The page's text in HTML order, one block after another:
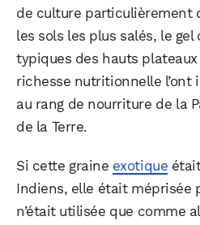
de culture particulièrement
les sols les plus salés, le gel
typiques des hauts
richesse nutritionnelle l’ont
au rang de nourriture de la
de la Terre.
Si cette graine exotique
Indiens, elle était méprisée
n’était utilisée que comme